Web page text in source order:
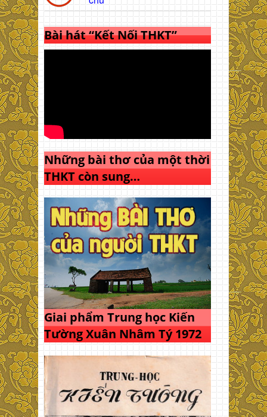
Bài hát “Kết Nối THKT”
Những bài thơ của một thời
THKT còn sung…
Giai phẩm Trung học Kiến
Tường Xuân Nhâm Tý 1972